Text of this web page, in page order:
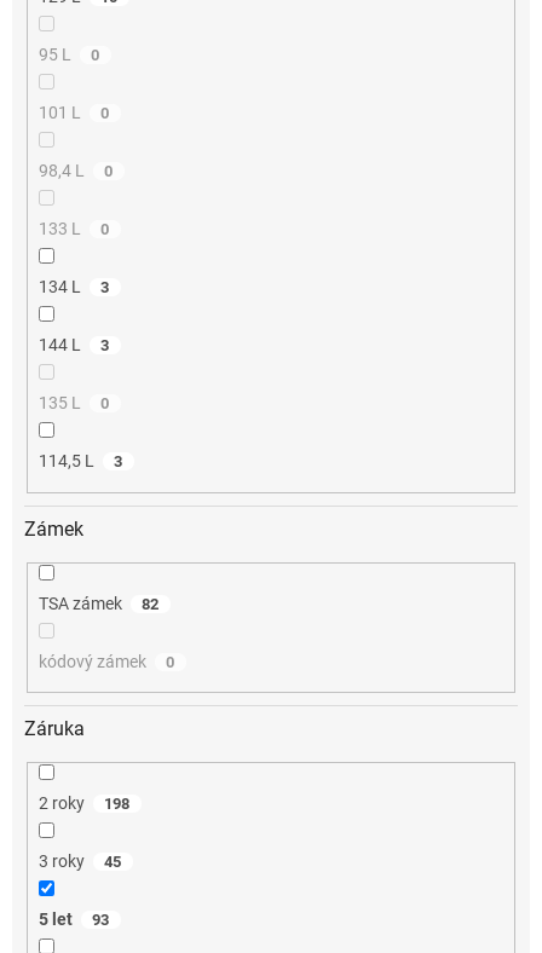
95 L 0
101 L 0
98,4 L 0
133 L 0
134 L 3
144 L 3
135 L 0
114,5 L 3
Zámek
TSA zámek 82
kódový zámek 0
Záruka
2 roky 198
3 roky 45
5 let 93